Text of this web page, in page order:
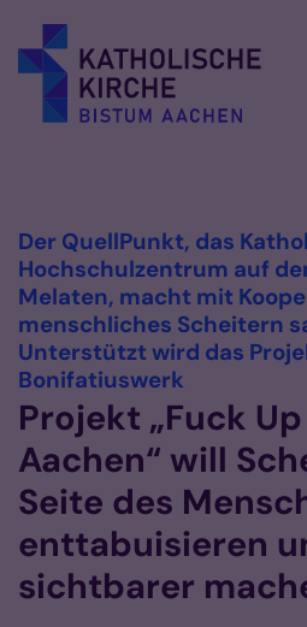
Der QuellPunkt, das
Hochschulzentrum auf
Melaten, macht mit
menschliches Scheitern
Unterstützt wird das
Bonifatiuswerk
Projekt „Fuck
Aachen“ will
Seite des
enttabuisieren
sichtbarer